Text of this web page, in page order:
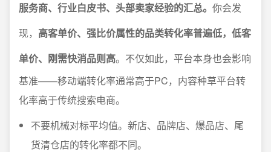
服务商、行业白皮书、头部卖家经验的汇总。 你会发
现， 高客单价、强比价属性的品类转化率普遍低，低客
单价、刚需快消品则高。不仅如此，平台本身也会影响
基准——移动端转化率通常高于PC，内容种草平台转
化率高于传统搜索电商。
不要机械对标平均值。新店、品牌店、爆品店、尾
货清仓店的转化率都不同。